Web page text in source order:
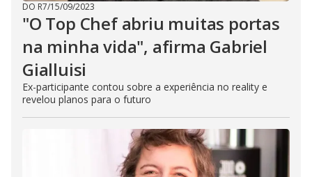
DO R7/15/09/2023
"O Top Chef abriu muitas portas
na minha vida", afirma Gabriel
Gialluisi
Ex-participante contou sobre a experiência no reality e
revelou planos para o futuro